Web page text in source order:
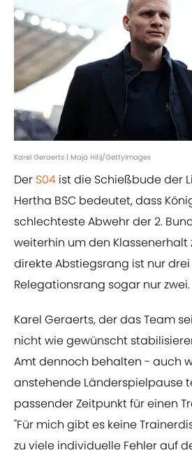
Karel Geraerts | Maja Hitij/GettyImages
Der S04 ist die Schießbude der
Hertha BSC bedeutet, dass
schlechteste Abwehr der 2.
weiterhin um den Klassenerhalt
direkte Abstiegsrang ist nur
Relegationsrang sogar nur zwei.
Karel Geraerts, der das Team
nicht wie gewünscht
Amt dennoch behalten - auch
anstehende Länderspielpause
passender Zeitpunkt für einen
"Für mich gibt es keine
zu viele individuelle Fehler auf